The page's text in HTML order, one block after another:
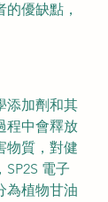
優缺點，
添加劑和其
程中會釋放
物質，對健
電子
為植物甘油